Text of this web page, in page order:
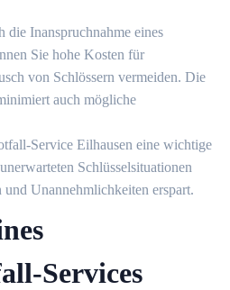
die Inanspruchnahme eines
Sie hohe Kosten für
von Schlössern vermeiden.​ Die
auch mögliche
Service Eilhausen eine wichtige
Schlüsselsituationen
Unannehmlichkeiten erspart.​
Services